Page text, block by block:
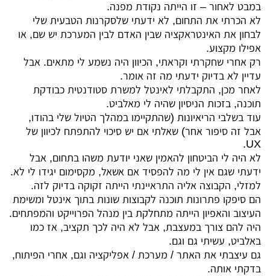
במבט לאחור – זו הייתה נקודת מפנה.
לא הכרתי את התחום, לא ידעתי שלסקרנות הטבעית שלי
לבחון את האינטראקציה שבין האדם לבין המערכת יש שם, או
אפילו מקצוע.
רק אחרי שחקרתי וקראתי, הכיוון היה נשמע לי מתאים. אבל
עדיין לא בדיוק ידעתי מה זה אומר.
לאחר מכן, התקבלתי לאינטל למשרת סטודנטית כבודקת
תוכנה, בזכות הניסיון שהיה לי מאלביט.
עוד בשלבי הריאיונות (שהתקיימו במהלך הטיול שלי בהודו,
אבל זה סיפור אחר) שאלתי אם יש סיכוי להתפתח לכיוון של
UX.
לא היה לי הביטחון להאמין שאני יודעת משהו בתחום, אבל
ידעתי שגם אין לי מה להפסיד אם אשאל, מקסימום יגידו לי לא.
למזלי, הקבוצה אליה התראיינתי הייתה זקוקה בדיוק לזה.
הם סיפקו פתרונות תוכנה לקבוצות שונות בתוך אינטל ומשימת
העיצוב והאפיון הייתה מתחלקת בין מנהל הפרוייקט והמפתחים.
היה להם צורך במעצבת, אבל לא היה לכך תקציב, אז כמו
באלביט, עשיתי גם וגם.
גם עיצבתי את האתר / מערכת / אפליקציה וגם, אחרי הפיתוח,
בדקתי אותה.